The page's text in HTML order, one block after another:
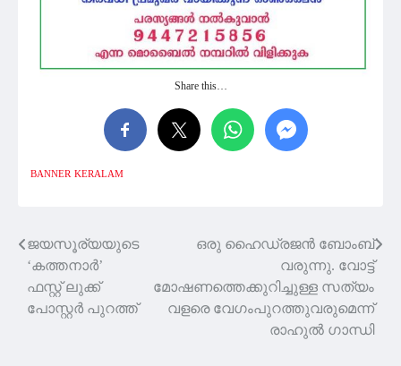
Share this…
BANNER KERALAM
Post
navigation
ജയസൂര്യയുടെ
‘കത്തനാർ’
ഫസ്റ്റ് ലുക്ക്
പോസ്റ്റർ പുറത്ത്
ഒരു ഹൈഡ്രജൻ ബോംബ്
വരുന്നു. വോട്ട്
മോഷണത്തെക്കുറിച്ചുള്ള സത്യം
വളരെ വേഗംപുറത്തുവരുമെന്ന്
രാഹുൽ ഗാന്ധി